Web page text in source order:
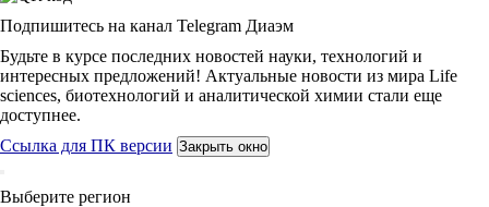
Подпишитесь на канал Telegram Диаэм
Будьте в курсе последних новостей науки, технологий и
интересных предложений! Актуальные новости из мира Life
sciences, биотехнологий и аналитической химии стали еще
доступнее.
Ссылка для ПК версии Закрыть окно
Выберите регион